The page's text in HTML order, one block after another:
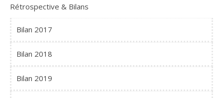
Rétrospective & Bilans
Bilan 2017
Bilan 2018
Bilan 2019